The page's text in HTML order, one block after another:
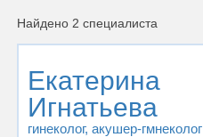
Найдено 2 специалиста
Екатерина
Игнатьева
гинеколог, акушер-гмнеколог